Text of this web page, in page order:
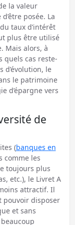
la valeur
posée. La
taux d’intérêt
plus être utilisé
Mais alors, à
quels cas reste-
d’évolution, le
le patrimoine
d’épargne vers
de
(banques en
comme les
toujours plus
etc.), le Livret A
attractif. Il
pouvoir disposer
et sans